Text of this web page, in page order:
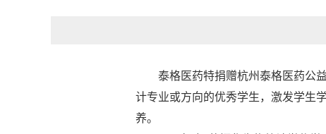
泰格医药特捐赠杭州泰格医药公
计专业或方向的优秀学生，激发学生
养。